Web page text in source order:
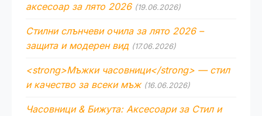
аксесоар за лято 2026 (19.06.2026)
Стилни слънчеви очила за лято 2026 –
защита и модерен вид (17.06.2026)
<strong>Мъжки часовници</strong> — стил
и качество за всеки мъж (16.06.2026)
Часовници & Бижута: Аксесоари за Стил и